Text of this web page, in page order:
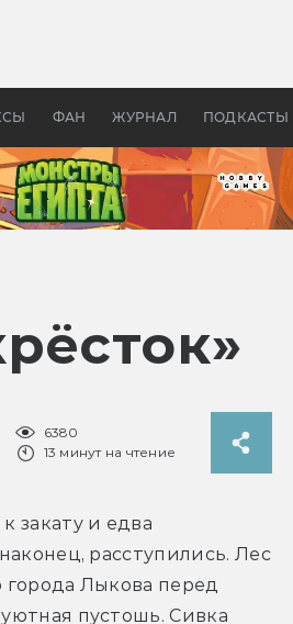
ФАН ЖУРНАЛ ПОДКАСТЫ
бы «Властелина колец»
6380
13 минут на чтение
закату и едва
расступились. Лес
города Лыкова перед
пустошь. Сивка